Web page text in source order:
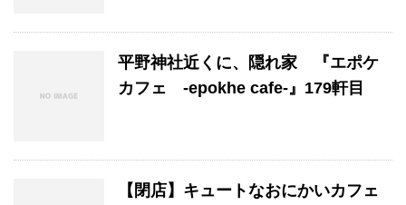
平野神社近くに、隠れ家 『エポケ
カフェ -epokhe cafe-』179軒目
【閉店】キュートなおにかいカフェ